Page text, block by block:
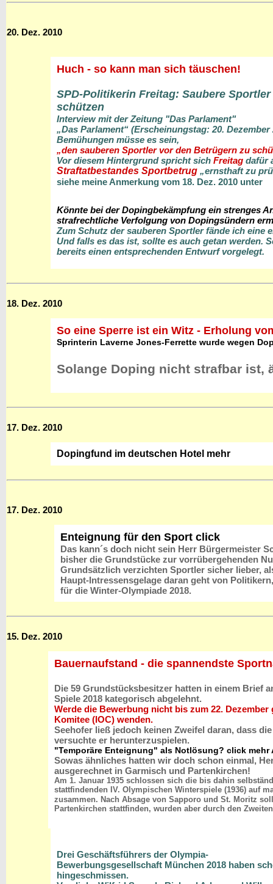
20. Dez. 2010
Huch - so kann man sich täuschen!
SPD-Politikerin Freitag: Saubere
schützen
Interview mit der Zeitung "Das Parlament"
„Das Parlament“ (Erscheinungstag: 20. Dezember
Bemühungen müsse es sein,
„den sauberen Sportler vor den Betrügern zu
Vor diesem Hintergrund spricht sich Freitag dafür
Straftatbestandes Sportbetrug „ernsthaft zu
siehe meine Anmerkung vom 18. Dez. 2010 unter
Könnte bei der Dopingbekämpfung ein strenges
strafrechtliche Verfolgung von Dopingsündern
Zum Schutz der sauberen Sportler fände ich
Und falls es das ist, sollte es auch getan werden.
bereits einen entsprechenden Entwurf vorgelegt.
18. Dez. 2010
So eine Sperre ist ein Witz - Erholung
Sprinterin Laverne Jones-Ferrette wurde wegen
Solange Doping nicht strafbar
17. Dez. 2010
Dopingfund im deutschen Hotel mehr
17. Dez. 2010
Enteignung für den Sport click
Das kann´s doch nicht sein Herr Bürgermeister
bisher die Grundstücke zur vorrübergehenden
Grundsätzlich verzichten Sportler sicher lieber,
Haupt-Intressensgelage daran geht von
für die Winter-Olympiade 2018.
15. Dez. 2010
Bauernaufstand - die spannendste
Die 59 Grundstücksbesitzer hatten in einem Brief
Spiele 2018 kategorisch abgelehnt.
Werde die Bewerbung nicht bis zum 22.
Komitee (IOC) wenden.
Seehofer ließ jedoch keinen Zweifel daran, dass
versuchte er herunterzuspielen.
"Temporäre Enteignung" als Notlösung? click mehr
Sowas ähnliches hatten wir doch schon einmal,
ausgerechnet in Garmisch und Partenkirchen!
Am 1. Januar 1935 schlossen sich die bis dahin
stattfindenden IV. Olympischen Winterspiele (1936) auf
zusammen. Nach Absage von Sapporo und St. Moritz
Partenkirchen stattfinden, wurden aber durch den
Drei Geschäftsführers der Olympia-
Bewerbungsgesellschaft München 2018 haben
hingeschmissen.